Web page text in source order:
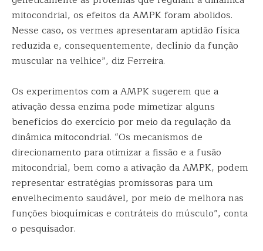
mitocondrial, os efeitos da AMPK foram abolidos.
Nesse caso, os vermes apresentaram aptidão física
reduzida e, consequentemente, declínio da função
muscular na velhice”, diz Ferreira.
Os experimentos com a AMPK sugerem que a
ativação dessa enzima pode mimetizar alguns
benefícios do exercício por meio da regulação da
dinâmica mitocondrial. “Os mecanismos de
direcionamento para otimizar a fissão e a fusão
mitocondrial, bem como a ativação da AMPK, podem
representar estratégias promissoras para um
envelhecimento saudável, por meio de melhora nas
funções bioquímicas e contráteis do músculo”, conta
o pesquisador.